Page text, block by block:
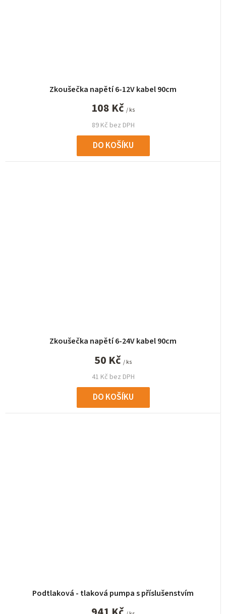
Zkoušečka napětí 6-12V kabel 90cm
89 Kč bez DPH
108 Kč / ks
DO KOŠÍKU
Zkoušečka napětí 6-24V kabel 90cm
41 Kč bez DPH
50 Kč / ks
DO KOŠÍKU
Podtlaková - tlaková pumpa s příslušenstvím